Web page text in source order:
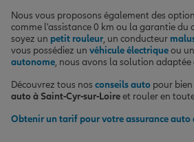
Nous vous proposons également des
comme l'assistance 0 km ou la garantie du
soyez un petit rouleur, un conducteur
vous possédiez un véhicule électriqueou
autonome, nous avons la solution
Découvrez tous nos conseils auto pour
auto à Saint-Cyr-sur-Loireet rouler en
Obtenir un tarif pour votre assurance auto